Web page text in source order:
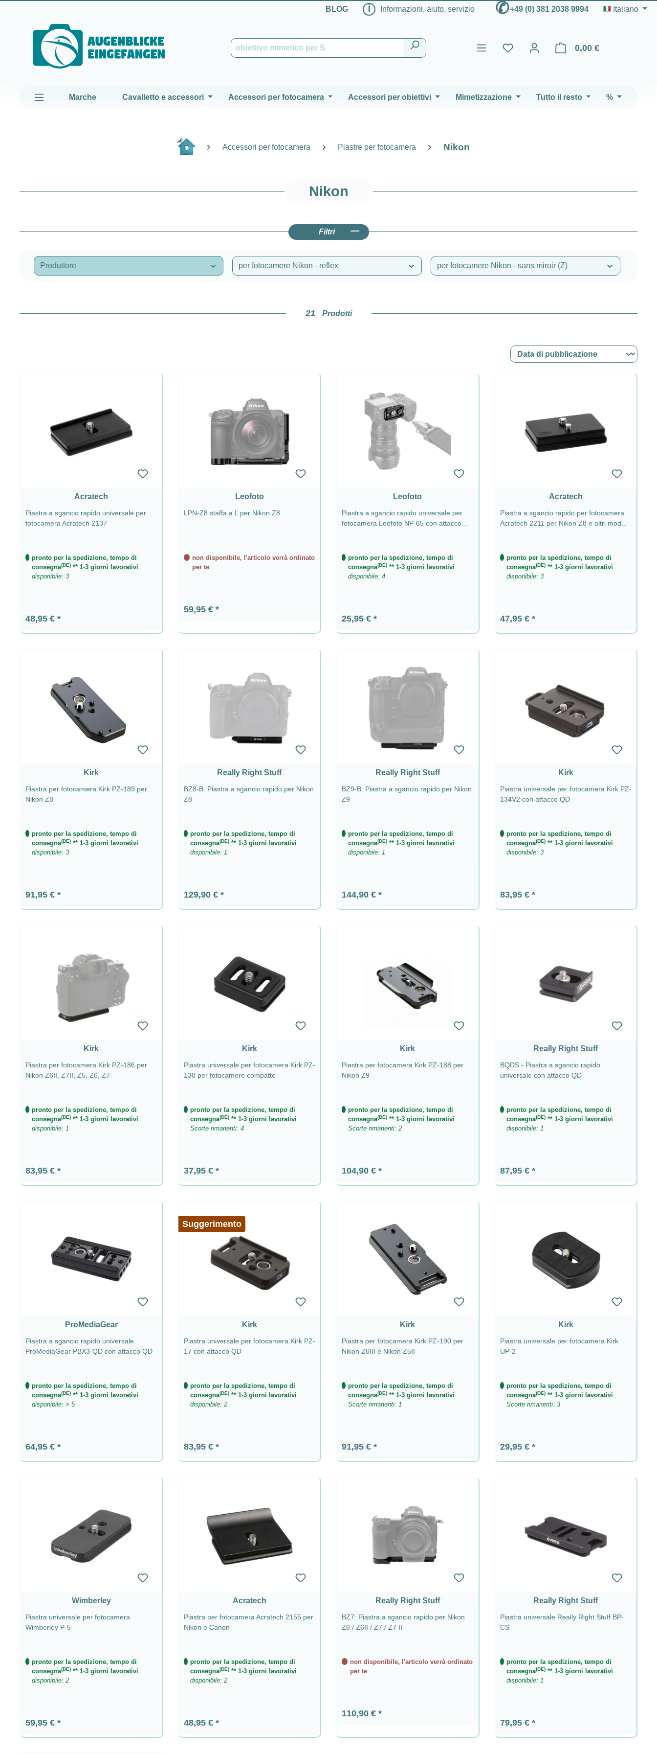
BLOG ℹ Informazioni, aiuto, servizio ✆+49 (0) 381 2038 9994 Italiano
0,00 €
Il carrello contiene 0
Marche Cavalletto e accessori Accessori per fotocamera Accessori per obiettivi Mimetizzazione Tutto il resto %
Accessori per fotocamera Piastre per fotocamera Nikon
Nikon
Filtri
Produttore per fotocamere Nikon - reflex per fotocamere Nikon - sans miroir (Z)
21 Prodotti
Acratech
Piastra a sgancio rapido universale per
fotocamera Acratech 2137
pronto per la spedizione, tempo di
consegna(DE) ** 1-3 giorni lavorativi
disponibile: 3
Prezzo normale:
48,95 €
Leofoto
LPN-Z8 staffa a L per Nikon Z8
non disponibile, l'articolo verrà ordinato
per te
Prezzo normale:
59,95 €
Leofoto
Piastra a sgancio rapido universale per
fotocamera Leofoto NP-65 con attacco
pronto per la spedizione, tempo di
consegna(DE) ** 1-3 giorni lavorativi
disponibile: 4
Prezzo normale:
25,95 €
Acratech
Piastra a sgancio rapido per fotocamera
Acratech 2211 per Nikon Z8 e altri modelli
pronto per la spedizione, tempo di
consegna(DE)** 1-3 giorni lavorativi
disponibile: 3
Prezzo normale:
47,95 €
Kirk
Piastra per fotocamera Kirk PZ-189 per
Nikon Z8
pronto per la spedizione, tempo di
consegna(DE) ** 1-3 giorni lavorativi
disponibile: 3
Prezzo normale:
91,95 €
Really Right Stuff
BZ8-B: Piastra a sgancio rapido per Nikon
Z8
pronto per la spedizione, tempo di
consegna(DE)** 1-3 giorni lavorativi
disponibile: 1
Prezzo normale:
129,90 €
Really Right Stuff
BZ9-B: Piastra a sgancio rapido per Nikon
Z9
pronto per la spedizione, tempo di
consegna(DE) ** 1-3 giorni lavorativi
disponibile: 1
Prezzo normale:
144,90 €
Kirk
Piastra universale per fotocamera Kirk PZ-
134V2 con attacco QD
pronto per la spedizione, tempo di
consegna(DE)** 1-3 giorni lavorativi
disponibile: 3
Prezzo normale:
83,95 €
Kirk
Piastra per fotocamera Kirk PZ-186 per
Nikon Z6II, Z7II, Z5, Z6, Z7
pronto per la spedizione, tempo di
consegna(DE) ** 1-3 giorni lavorativi
disponibile: 1
Prezzo normale:
83,95 €
Kirk
Piastra universale per fotocamera Kirk PZ-
130 per fotocamere compatte
pronto per la spedizione, tempo di
consegna(DE)** 1-3 giorni lavorativi
Scorte rimanenti: 4
Prezzo normale:
37,95 €
Kirk
Piastra per fotocamera Kirk PZ-188 per
Nikon Z9
pronto per la spedizione, tempo di
consegna(DE) ** 1-3 giorni lavorativi
Scorte rimanenti: 2
Prezzo normale:
104,90 €
Really Right Stuff
BQDS - Piastra a sgancio rapido
universale con attacco QD
pronto per la spedizione, tempo di
consegna(DE)** 1-3 giorni lavorativi
disponibile: 1
Prezzo normale:
87,95 €
ProMediaGear
Piastra a sgancio rapido universale
ProMediaGear PBX3-QD con attacco QD
pronto per la spedizione, tempo di
consegna(DE) ** 1-3 giorni lavorativi
disponibile: > 5
Prezzo normale:
64,95 €
Suggerimento
Kirk
Piastra universale per fotocamera Kirk PZ-
17 con attacco QD
pronto per la spedizione, tempo di
consegna(DE)** 1-3 giorni lavorativi
disponibile: 2
Prezzo normale:
83,95 €
Kirk
Piastra per fotocamera Kirk PZ-190 per
Nikon Z6III e Nikon Z5II
pronto per la spedizione, tempo di
consegna(DE) ** 1-3 giorni lavorativi
Scorte rimanenti: 1
Prezzo normale:
91,95 €
Kirk
Piastra universale per fotocamera Kirk
UP-2
pronto per la spedizione, tempo di
consegna(DE)** 1-3 giorni lavorativi
Scorte rimanenti: 3
Prezzo normale:
29,95 €
Wimberley
Piastra universale per fotocamera
Wimberley P-5
pronto per la spedizione, tempo di
consegna(DE) ** 1-3 giorni lavorativi
disponibile: 2
Prezzo normale:
59,95 €
Acratech
Piastra per fotocamera Acratech 2155 per
Nikon e Canon
pronto per la spedizione, tempo di
consegna(DE)** 1-3 giorni lavorativi
disponibile: 2
Prezzo normale:
48,95 €
Really Right Stuff
BZ7: Piastra a sgancio rapido per Nikon
Z6 / Z6II / Z7 / Z7 II
non disponibile, l'articolo verrà ordinato
per te
Prezzo normale:
110,90 €
Really Right Stuff
Piastra universale Really Right Stuff BP-
CS
pronto per la spedizione, tempo di
consegna(DE)** 1-3 giorni lavorativi
disponibile: 1
Prezzo normale:
79,95 €